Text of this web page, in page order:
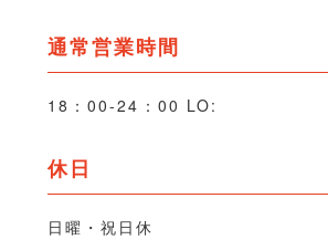
通常営業時間
18：00-24：00 LO:
休日
日曜・祝日休